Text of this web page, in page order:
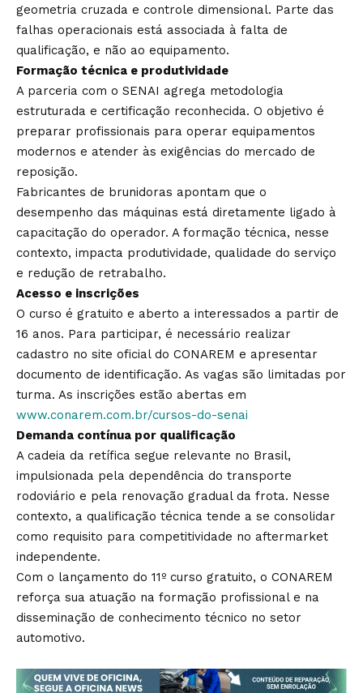
geometria cruzada e controle dimensional. Parte das
falhas operacionais está associada à falta de
qualificação, e não ao equipamento.
Formação técnica e produtividade
A parceria com o SENAI agrega metodologia
estruturada e certificação reconhecida. O objetivo é
preparar profissionais para operar equipamentos
modernos e atender às exigências do mercado de
reposição.
Fabricantes de brunidoras apontam que o
desempenho das máquinas está diretamente ligado à
capacitação do operador. A formação técnica, nesse
contexto, impacta produtividade, qualidade do serviço
e redução de retrabalho.
Acesso e inscrições
O curso é gratuito e aberto a interessados a partir de
16 anos. Para participar, é necessário realizar
cadastro no site oficial do CONAREM e apresentar
documento de identificação. As vagas são limitadas por
turma. As inscrições estão abertas em
www.conarem.com.br/cursos-do-senai
Demanda contínua por qualificação
A cadeia da retífica segue relevante no Brasil,
impulsionada pela dependência do transporte
rodoviário e pela renovação gradual da frota. Nesse
contexto, a qualificação técnica tende a se consolidar
como requisito para competitividade no aftermarket
independente.
Com o lançamento do 11º curso gratuito, o CONAREM
reforça sua atuação na formação profissional e na
disseminação de conhecimento técnico no setor
automotivo.